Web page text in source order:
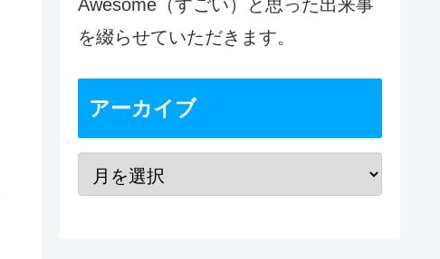
Awesome（すごい）と思った出来事
を綴らせていただきます。
アーカイブ